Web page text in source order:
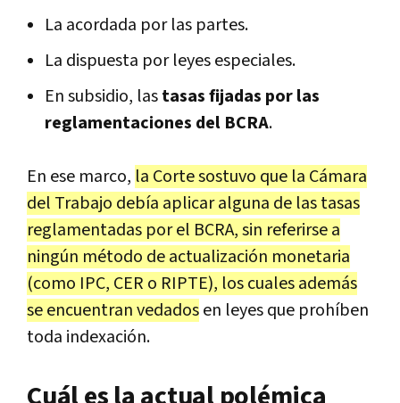
La acordada por las partes.
La dispuesta por leyes especiales.
En subsidio, lastasas fijadas por las
reglamentaciones del BCRA.
En ese marco, la Corte sostuvo que la Cámara
del Trabajo debía aplicar alguna de las tasas
reglamentadas por el BCRA, sin referirse a
ningún método de actualización monetaria
(como IPC, CER o RIPTE), los cuales además
se encuentran vedadosen leyes que prohíben
toda indexación.